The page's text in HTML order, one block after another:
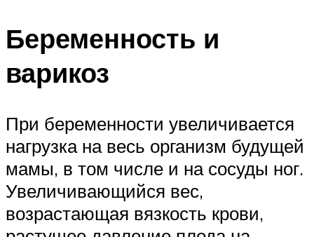
Беременность и
варикоз
При беременности увеличивается
нагрузка на весь организм будущей
мамы, в том числе и на сосуды ног.
Увеличивающийся вес,
возрастающая вязкость крови,